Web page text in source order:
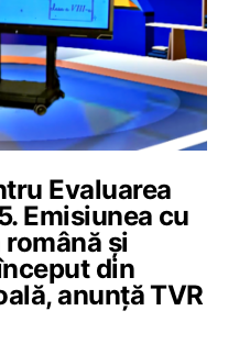
Evaluarea
Emisiunea cu
și
din
anunță TVR